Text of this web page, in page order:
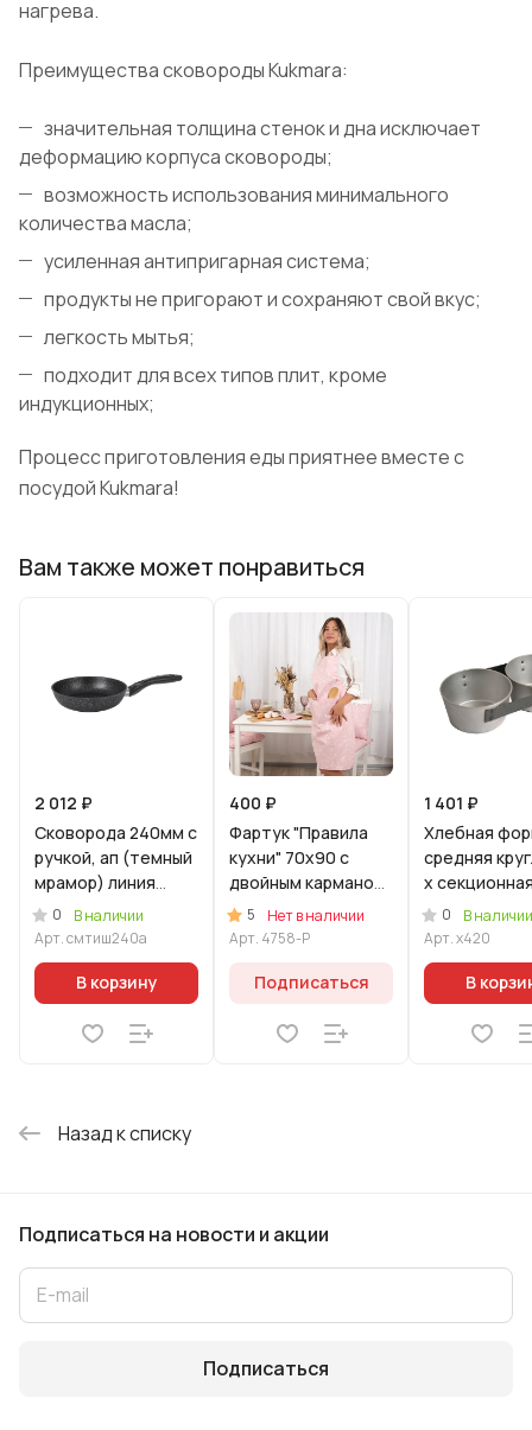
нагрева.
Преимущества сковороды Kukmara:
значительная толщина стенок и дна исключает
деформацию корпуса сковороды;
возможность использования минимального
количества масла;
усиленная антипригарная система;
продукты не пригорают и сохраняют свой вкус;
легкость мытья;
подходит для всех типов плит, кроме
индукционных;
Процесс приготовления еды приятнее вместе с
посудой Kukmara!
Вам также может понравиться
2 012 ₽
Сковорода 240мм с
ручкой, ап (темный
мрамор) линия
"Мраморная
Индукционная"
0
В наличии
Арт.смтиш240а
В корзину
400 ₽
Фартук "Правила
кухни" 70х90 с
двойным карманом
и регулируемой
бретелью
5
Нет в наличии
Арт. 4758-Р
Подписаться
1 401 ₽
Хлебная
средняя
х
0
В наличии
Арт.х420
В
Назад к списку
Подписаться на новости и акции
Подписаться